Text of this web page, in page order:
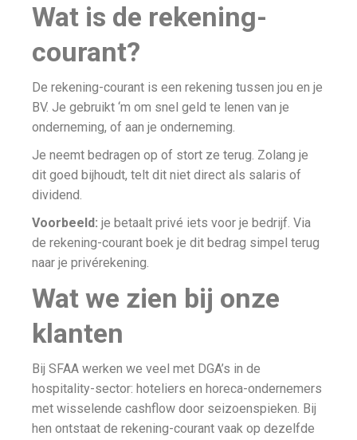
Wat is de rekening-
courant?
De rekening-courant is een rekening tussen jou en je
BV. Je gebruikt ‘m om snel geld te lenen van je
onderneming, of aan je onderneming.
Je neemt bedragen op of stort ze terug. Zolang je
dit goed bijhoudt, telt dit niet direct als salaris of
dividend.
Voorbeeld: je betaalt privé iets voor je bedrijf. Via
de rekening-courant boek je dit bedrag simpel terug
naar je privérekening.
Wat we zien bij onze
klanten
Bij SFAA werken we veel met DGA’s in de
hospitality-sector: hoteliers en horeca-ondernemers
met wisselende cashflow door seizoenspieken. Bij
hen ontstaat de rekening-courant vaak op dezelfde